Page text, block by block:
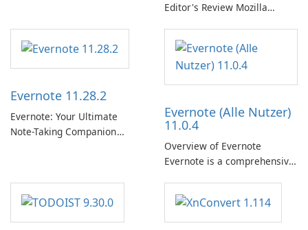
Editor's Review Mozilla
Support Release) is the long-
term support channel of the
Thunderbird desktop email
client designed for
need predictable …
Evernote 11.28.2
Evernote: Your Ultimate
Note-Taking Companion
helps users capture ideas,
organize to-do lists, and keep
track of important
Evernote (Alle Nutzer)
11.0.4
Overview of Evernote
Evernote is a comprehensive
software designed to help
users capture, organize, and
access information across